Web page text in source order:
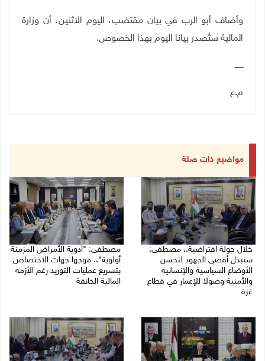
وأضاف أبو الرب في بيان مقتضب، اليوم الاثنين، أن وزارة
المالية ستُصدر بيانا اليوم بهذا الخصوص.
ـــــــ
م.ع
مواضيع ذات صلة
خلال جولة افتراضية.. مصطفى:
سنبذل أقصى الجهود لتحسن
الأوضاع السياسية والإنسانية
والأمنية وصولا للإعمار في قطاع
غزة
مصطفى: "أدوية الأمراض المزمنة
أولوية".. موجها جهات الاختصاص
بتسريع عمليات التوريد رغم الأزمة
المالية الخانقة